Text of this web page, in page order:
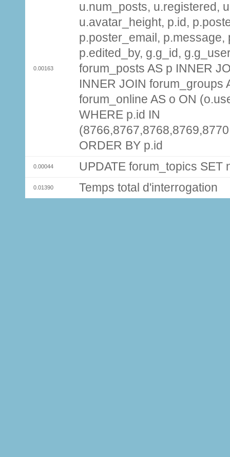
0.00163
u.num_posts, u.registered,
u.avatar_height, p.id,
p.poster_email,
p.edited_by, g.g_id,
forum_posts AS p INNER
INNER JOIN
forum_online AS o ON
WHERE p.id IN
ORDER BY p.id
0.00044 UPDATE forum_topics
0.01390 Temps total d'interrogation